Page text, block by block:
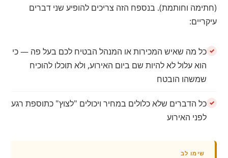
(חתימה וחותמת). בנספח הזה צריכים להופיע שני דברים
עיקריים:
כל מה שאיש המכירות או המנהל הבטיח לכם בעל פה — כי
הוא עלול לא להיות שם ביום האירוע, ולא תוכלו להוכיח
שמשהו הובטח
כל הדברים שלא כלולים במחיר ויכולים "לצוץ" כתוספת רגע
לפני האירוע
שימו לב